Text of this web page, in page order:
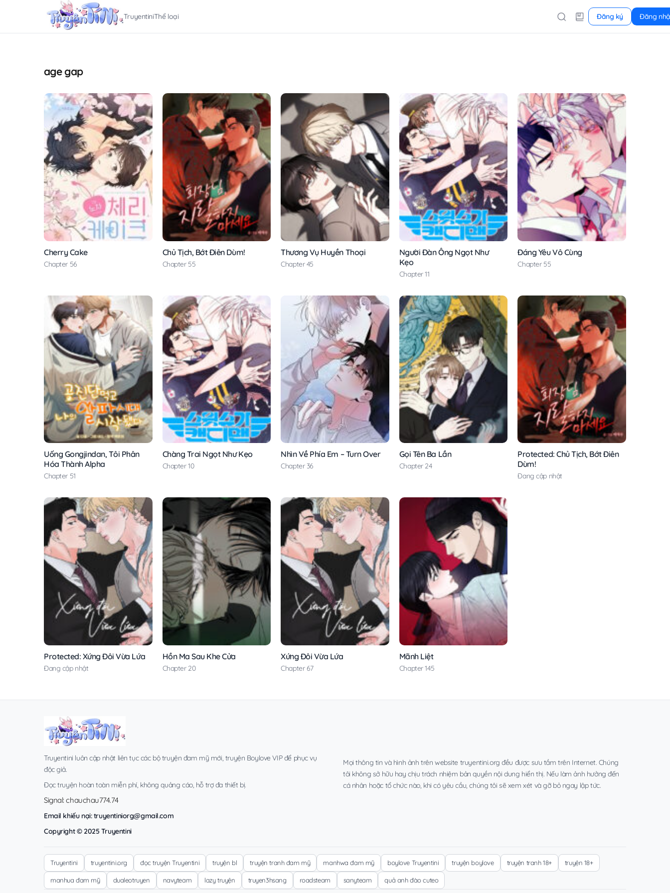
TruyentiniThể loại Đăng ký Đăng
age gap
Cherry Cake
Chapter 56
Chủ Tịch, Bớt Điên Dùm!
Chapter 55
Thương Vụ Huyền Thoại
Chapter 45
Người Đàn Ông Ngọt Như
Kẹo
Chapter 11
Đáng Yêu Vô Cùng
Chapter 55
Uống Gongjindan, Tôi Phân
Hóa Thành Alpha
Chapter 51
Chàng Trai Ngọt Như Kẹo
Chapter 10
Nhìn Về Phía Em – Turn Over
Chapter 36
Gọi Tên Ba Lần
Chapter 24
Protected: Chủ Tịch, Bớt Điên
Dùm!
Đang cập nhật
Protected: Xứng Đôi Vừa Lứa
Đang cập nhật
Hồn Ma Sau Khe Cửa
Chapter 20
Xứng Đôi Vừa Lứa
Chapter 67
Mãnh Liệt
Chapter 145
Truyentini luôn cập nhật liên tục các bộ truyện đam mỹ mới, truyện Boylove VIP để phục vụ
độc giả.
Đọc truyện hoàn toàn miễn phí, không quảng cáo, hỗ trợ đa thiết bị.
Signal: chauchau774.74
Email khiếu nại:truyentiniorg@gmail.com
Copyright © 2025 Truyentini
Mọi thông tin và hình ảnh trên website truyentini.org đều được sưu tầm trên Internet. Chúng
tôi không sở hữu hay chịu trách nhiệm bản quyền nội dung hiển thị. Nếu làm ảnh hưởng đến
cá nhân hoặc tổ chức nào, khi có yêu cầu, chúng tôi sẽ xem xét và gỡ bỏ ngay lập tức.
Truyentini truyentini.org đọc truyện Truyentini truyện bl truyện tranh đam mỹ manhwa đam mỹ boylove Truyentini truyện boylove truyện tranh 18+ truyện 18+
manhua đam mỹ dualeotruyen navyteam lazy truyện truyen3hsang roadsteam sanyteam quả anh đào cuteo